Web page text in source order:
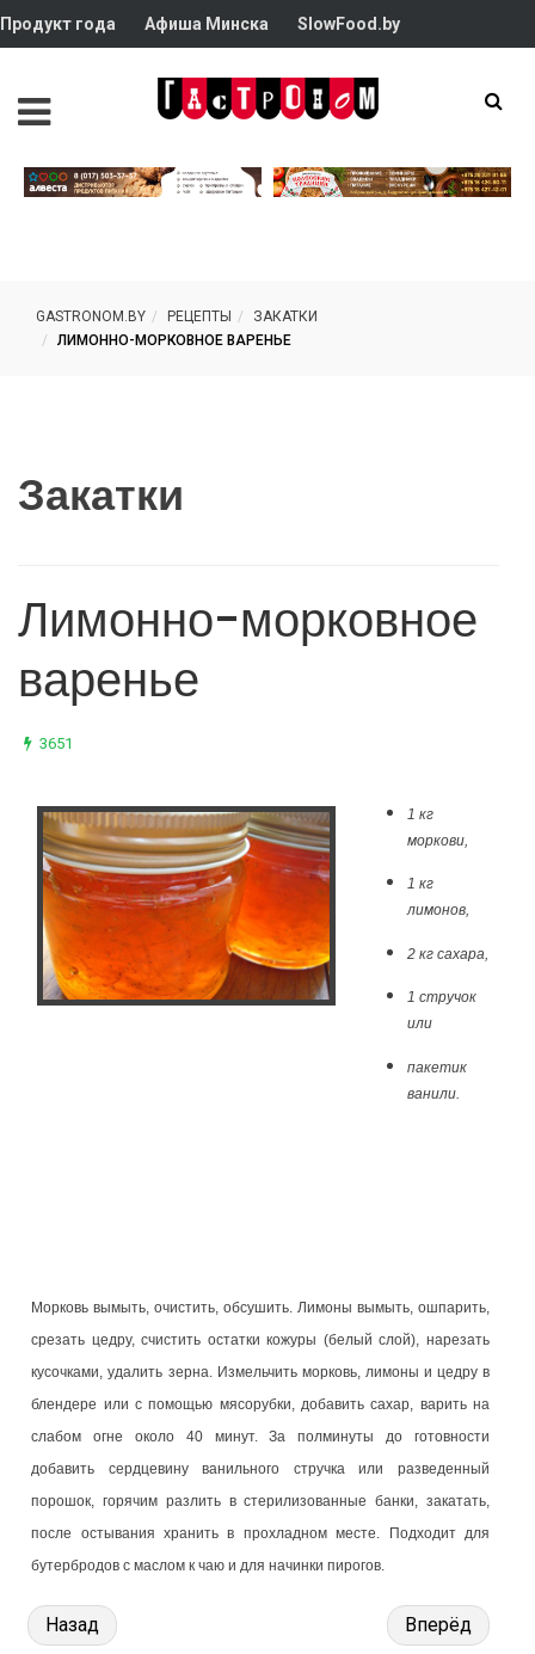
Продукт года Афиша Минска SlowFood.by
GASTRONOM.BY РЕЦЕПТЫ
ЗАКАТКИ
ЛИМОННО-МОРКОВНОЕ ВАРЕНЬЕ
Закатки
Лимонно-морковное
варенье
3651
1 кг
моркови,
1 кг
лимонов,
2 кг сахара,
1 стручок
или
пакетик
ванили.
Морковь вымыть, очистить, обсушить. Лимоны вымыть, ошпарить,
срезать цедру, счистить остатки кожуры (белый слой), нарезать
кусочками, удалить зерна. Измельчить морковь, лимоны и цедру в
блендере или с помощью мясорубки, добавить сахар, варить на
слабом огне около 40 минут. За полминуты до готовности
добавить сердцевину ванильного стручка или разведенный
порошок, горячим разлить в стерилизованные банки, закатать,
после остывания хранить в прохладном месте. Подходит для
бутербродов с маслом к чаю и для начинки пирогов.
Назад Вперёд